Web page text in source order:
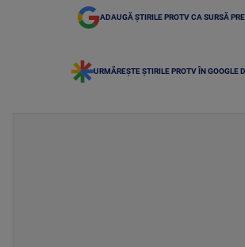
ADAUGĂ ȘTIRILE PROTV CA SURSĂ
URMĂREȘTE ȘTIRILE PROTV ÎN GOOGLE